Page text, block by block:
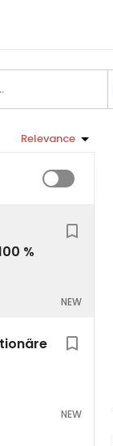
Relevance
%
NEW
NEW